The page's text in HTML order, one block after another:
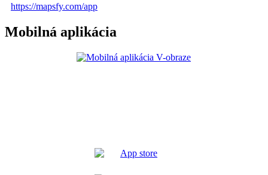
https://mapsfy.com/app
Mobilná aplikácia